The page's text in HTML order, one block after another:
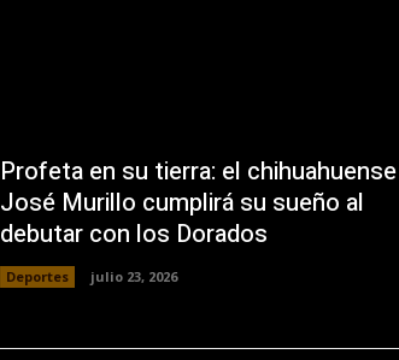
Profeta en su tierra: el chihuahuense
José Murillo cumplirá su sueño al
debutar con los Dorados
Deportes julio 23, 2026